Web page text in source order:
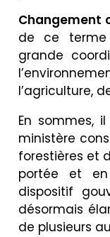
Changement
de ce
grande
l’agriculture,
En sommes,
ministère
forestières et
portée et
dispositif
désormais
de plusieurs